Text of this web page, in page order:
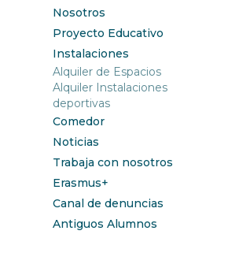
Nosotros
Proyecto Educativo
Instalaciones
Alquiler de Espacios
Alquiler Instalaciones
deportivas
Comedor
Noticias
Trabaja con nosotros
Erasmus+
Canal de denuncias
Antiguos Alumnos